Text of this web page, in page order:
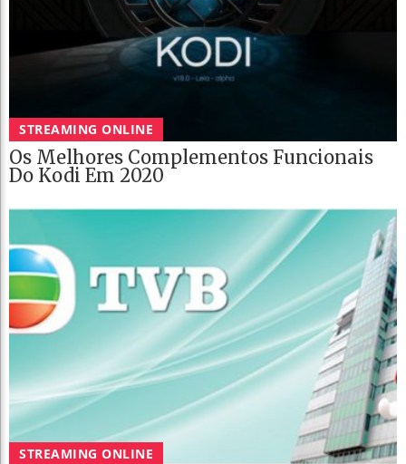
STREAMING ONLINE
Os Melhores Complementos Funcionais
Do Kodi Em 2020
STREAMING ONLINE